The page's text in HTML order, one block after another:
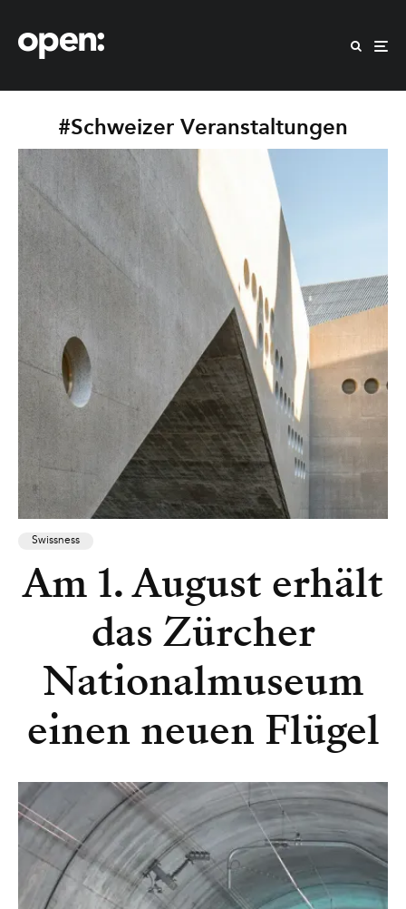
#Schweizer Veranstaltungen
Swissness
Am 1. August erhält
das Zürcher
Nationalmuseum
einen neuen Flügel